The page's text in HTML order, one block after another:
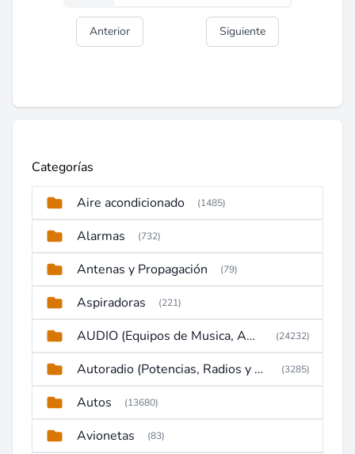
Anterior Siguiente
Categorías
Aire acondicionado (1485)
Alarmas (732)
Antenas y Propagación (79)
Aspiradoras (221)
AUDIO (Equipos de Musica, Amplificadores, Reproductores, Etc) (24232)
Autoradio (Potencias, Radios y DVD) (3285)
Autos (13680)
Avionetas (83)